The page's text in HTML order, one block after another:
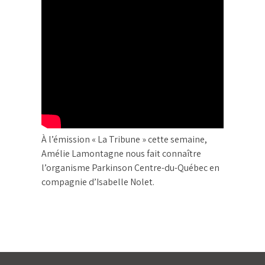
À l’émission « La Tribune » cette semaine,
Amélie Lamontagne nous fait connaître
l’organisme Parkinson Centre-du-Québec en
compagnie d’Isabelle Nolet.